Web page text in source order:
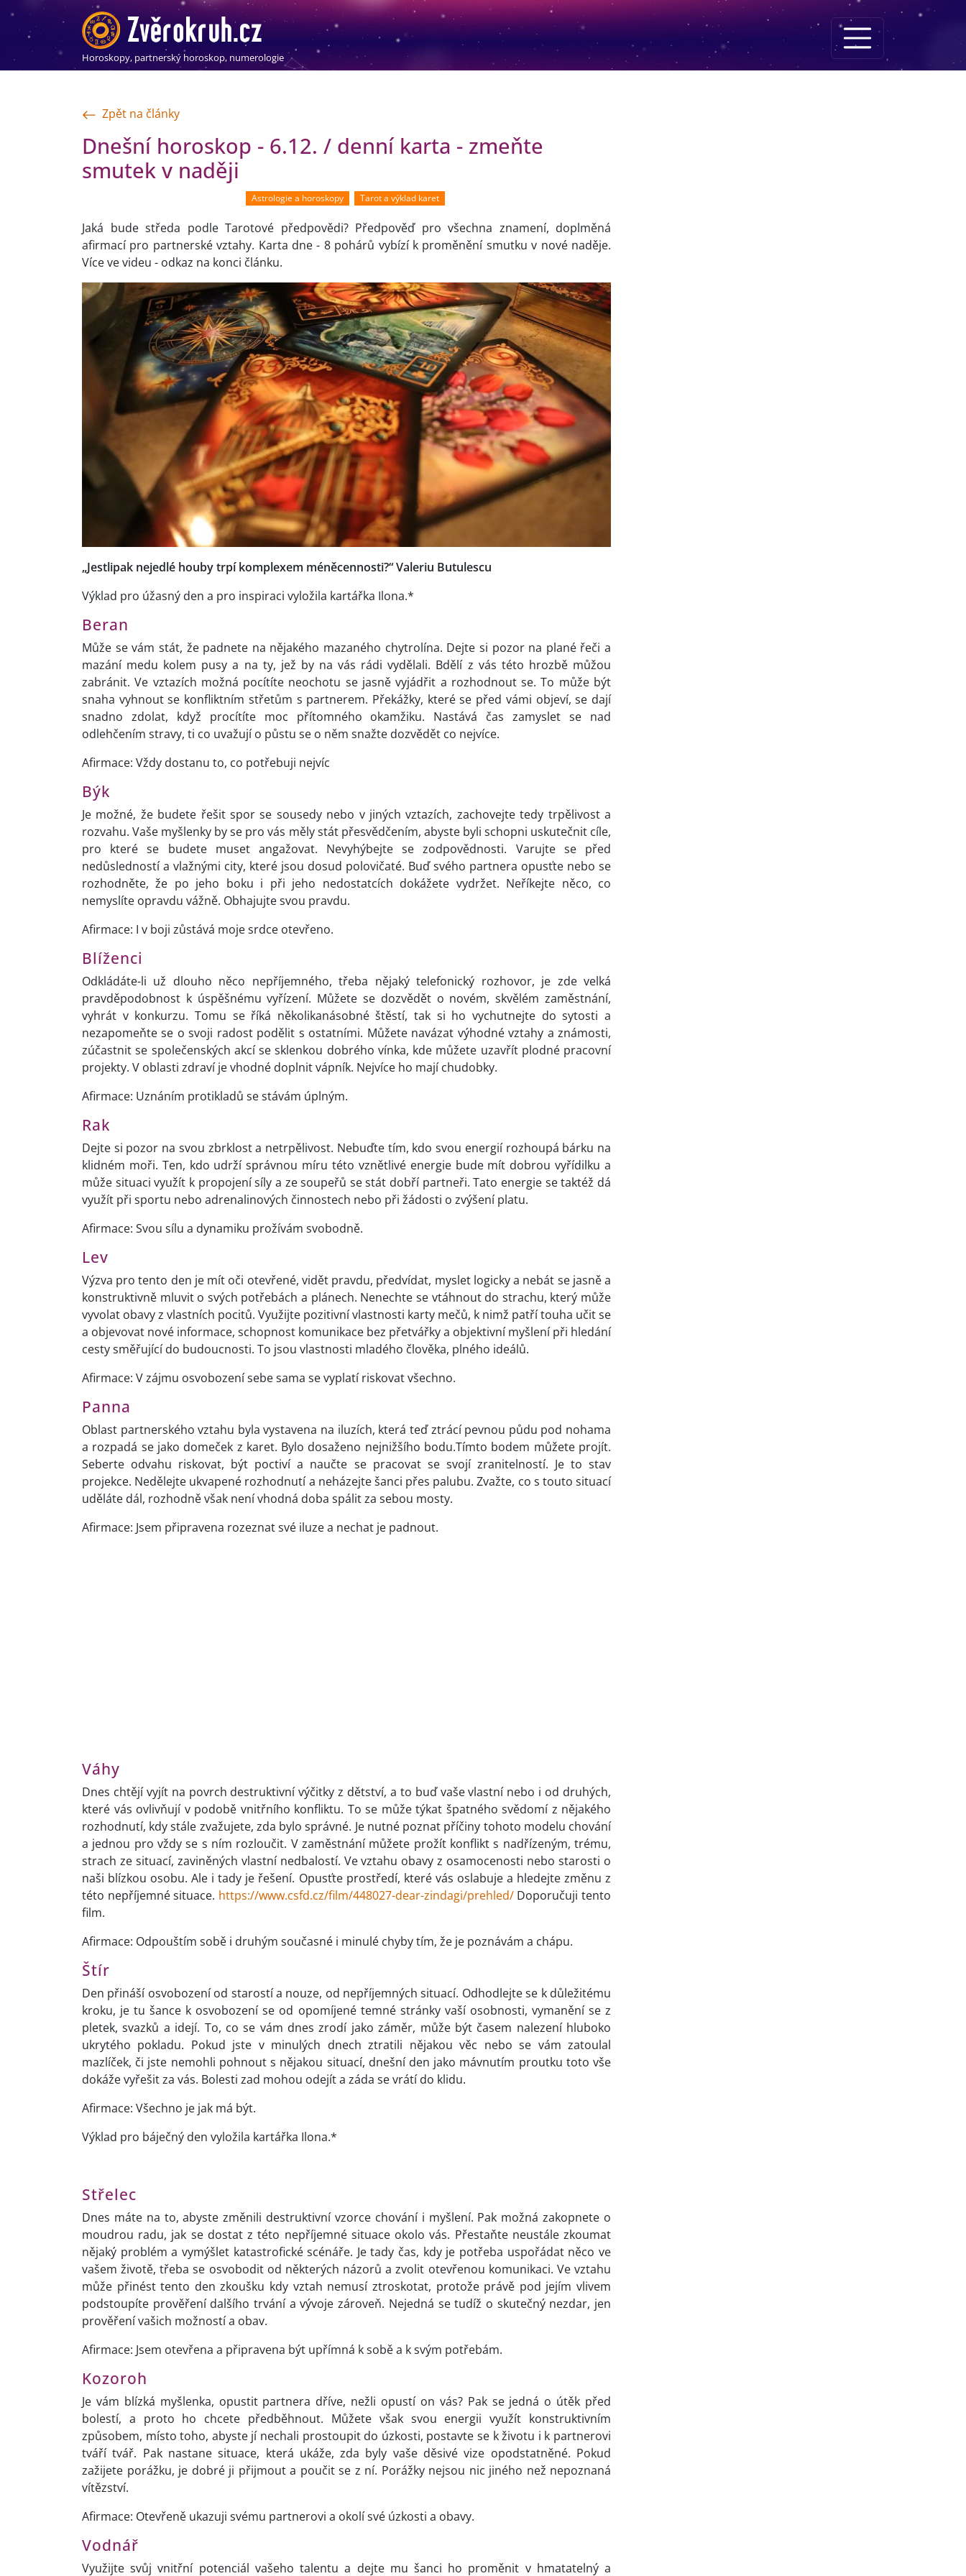
Horoskopy, partnerský horoskop, numerologie
Zpět na články
Dnešní horoskop - 6.12. / denní karta - zmeňte
smutek v naději
Astrologie a horoskopy Tarot a výklad karet
Jaká bude středa podle Tarotové předpovědi? Předpověď pro všechna znamení, doplměná
afirmací pro partnerské vztahy. Karta dne - 8 pohárů vybízí k proměnění smutku v nové naděje.
Více ve videu - odkaz na konci článku.
„Jestlipak nejedlé houby trpí komplexem méněcennosti?“ Valeriu Butulescu
Výklad pro úžasný den a pro inspiraci vyložila kartářka Ilona.*
Beran
Může se vám stát, že padnete na nějakého mazaného chytrolína. Dejte si pozor na plané řeči a
mazání medu kolem pusy a na ty, jež by na vás rádi vydělali. Bdělí z vás této hrozbě můžou
zabránit. Ve vztazích možná pocítíte neochotu se jasně vyjádřit a rozhodnout se. To může být
snaha vyhnout se konfliktním střetům s partnerem. Překážky, které se před vámi objeví, se dají
snadno zdolat, když procítíte moc přítomného okamžiku. Nastává čas zamyslet se nad
odlehčením stravy, ti co uvažují o půstu se o něm snažte dozvědět co nejvíce.
Afirmace: Vždy dostanu to, co potřebuji nejvíc
Býk
Je možné, že budete řešit spor se sousedy nebo v jiných vztazích, zachovejte tedy trpělivost a
rozvahu. Vaše myšlenky by se pro vás měly stát přesvědčením, abyste byli schopni uskutečnit cíle,
pro které se budete muset angažovat. Nevyhýbejte se zodpovědnosti. Varujte se před
nedůsledností a vlažnými city, které jsou dosud polovičaté. Buď svého partnera opusťte nebo se
rozhodněte, že po jeho boku i při jeho nedostatcích dokážete vydržet. Neříkejte něco, co
nemyslíte opravdu vážně. Obhajujte svou pravdu.
Afirmace: I v boji zůstává moje srdce otevřeno.
Blíženci
Odkládáte-li už dlouho něco nepříjemného, třeba nějaký telefonický rozhovor, je zde velká
pravděpodobnost k úspěšnému vyřízení. Můžete se dozvědět o novém, skvělém zaměstnání,
vyhrát v konkurzu. Tomu se říká několikanásobné štěstí, tak si ho vychutnejte do sytosti a
nezapomeňte se o svoji radost podělit s ostatními. Můžete navázat výhodné vztahy a známosti,
zúčastnit se společenských akcí se sklenkou dobrého vínka, kde můžete uzavřít plodné pracovní
projekty. V oblasti zdraví je vhodné doplnit vápník. Nejvíce ho mají chudobky.
Afirmace: Uznáním protikladů se stávám úplným.
Rak
Dejte si pozor na svou zbrklost a netrpělivost. Nebuďte tím, kdo svou energií rozhoupá bárku na
klidném moři. Ten, kdo udrží správnou míru této vznětlivé energie bude mít dobrou vyřídilku a
může situaci využít k propojení síly a ze soupeřů se stát dobří partneři. Tato energie se taktéž dá
využít při sportu nebo adrenalinových činnostech nebo při žádosti o zvýšení platu.
Afirmace: Svou sílu a dynamiku prožívám svobodně.
Lev
Výzva pro tento den je mít oči otevřené, vidět pravdu, předvídat, myslet logicky a nebát se jasně a
konstruktivně mluvit o svých potřebách a plánech. Nenechte se vtáhnout do strachu, který může
vyvolat obavy z vlastních pocitů. Využijte pozitivní vlastnosti karty mečů, k nimž patří touha učit se
a objevovat nové informace, schopnost komunikace bez přetvářky a objektivní myšlení při hledání
cesty směřující do budoucnosti. To jsou vlastnosti mladého člověka, plného ideálů.
Afirmace: V zájmu osvobození sebe sama se vyplatí riskovat všechno.
Panna
Oblast partnerského vztahu byla vystavena na iluzích, která teď ztrácí pevnou půdu pod nohama
a rozpadá se jako domeček z karet. Bylo dosaženo nejnižšího bodu.Tímto bodem můžete projít.
Seberte odvahu riskovat, být poctiví a naučte se pracovat se svojí zranitelností. Je to stav
projekce. Nedělejte ukvapené rozhodnutí a neházejte šanci přes palubu. Zvažte, co s touto situací
uděláte dál, rozhodně však není vhodná doba spálit za sebou mosty.
Afirmace: Jsem připravena rozeznat své iluze a nechat je padnout.
Váhy
Dnes chtějí vyjít na povrch destruktivní výčitky z dětství, a to buď vaše vlastní nebo i od druhých,
které vás ovlivňují v podobě vnitřního konfliktu. To se může týkat špatného svědomí z nějakého
rozhodnutí, kdy stále zvažujete, zda bylo správné. Je nutné poznat příčiny tohoto modelu chování
a jednou pro vždy se s ním rozloučit. V zaměstnání můžete prožít konflikt s nadřízeným, trému,
strach ze situací, zaviněných vlastní nedbalostí. Ve vztahu obavy z osamocenosti nebo starosti o
naši blízkou osobu. Ale i tady je řešení. Opusťte prostředí, které vás oslabuje a hledejte změnu z
této nepříjemné situace. https://www.csfd.cz/film/448027-dear-zindagi/prehled/Doporučuji tento
film.
Afirmace: Odpouštím sobě i druhým současné i minulé chyby tím, že je poznávám a chápu.
Štír
Den přináší osvobození od starostí a nouze, od nepříjemných situací. Odhodlejte se k důležitému
kroku, je tu šance k osvobození se od opomíjené temné stránky vaší osobnosti, vymanění se z
pletek, svazků a idejí. To, co se vám dnes zrodí jako záměr, může být časem nalezení hluboko
ukrytého pokladu. Pokud jste v minulých dnech ztratili nějakou věc nebo se vám zatoulal
mazlíček, či jste nemohli pohnout s nějakou situací, dnešní den jako mávnutím proutku toto vše
dokáže vyřešit za vás. Bolesti zad mohou odejít a záda se vrátí do klidu.
Afirmace: Všechno je jak má být.
Výklad pro báječný den vyložila kartářka Ilona.*
Střelec
Dnes máte na to, abyste změnili destruktivní vzorce chování i myšlení. Pak možná zakopnete o
moudrou radu, jak se dostat z této nepříjemné situace okolo vás. Přestaňte neustále zkoumat
nějaký problém a vymýšlet katastrofické scénáře. Je tady čas, kdy je potřeba uspořádat něco ve
vašem životě, třeba se osvobodit od některých názorů a zvolit otevřenou komunikaci. Ve vztahu
může přinést tento den zkoušku kdy vztah nemusí ztroskotat, protože právě pod jejím vlivem
podstoupíte prověření dalšího trvání a vývoje zároveň. Nejedná se tudíž o skutečný nezdar, jen
prověření vašich možností a obav.
Afirmace: Jsem otevřena a připravena být upřímná k sobě a k svým potřebám.
Kozoroh
Je vám blízká myšlenka, opustit partnera dříve, nežli opustí on vás? Pak se jedná o útěk před
bolestí, a proto ho chcete předběhnout. Můžete však svou energii využít konstruktivním
způsobem, místo toho, abyste jí nechali prostoupit do úzkosti, postavte se k životu i k partnerovi
tváří tvář. Pak nastane situace, která ukáže, zda byly vaše děsivé vize opodstatněné. Pokud
zažijete porážku, je dobré ji přijmout a poučit se z ní. Porážky nejsou nic jiného než nepoznaná
vítězství.
Afirmace: Otevřeně ukazuji svému partnerovi a okolí své úzkosti a obavy.
Vodnář
Využijte svůj vnitřní potenciál vašeho talentu a dejte mu šanci ho proměnit v hmatatelný a